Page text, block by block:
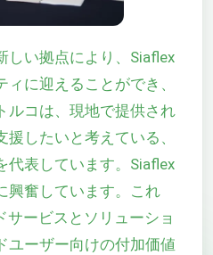
しい拠点により、Siaflex
に迎えることができ、
ルコは、現地で提供され
したいと考えている、
代表しています。Siaflex
興奮しています。これ
サービスとソリューショ
ユーザー向けの付加価値